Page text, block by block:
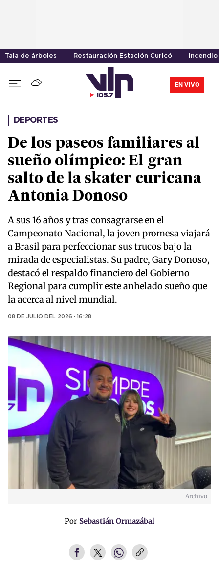
Tala de árboles Restauración Estación Curicó
EN VIVO
DEPORTES
De los paseos familiares al
sueño olímpico: El gran
salto de la skater curicana
Antonia Donoso
A sus 16 años y tras consagrarse en el
Campeonato Nacional, la joven promesa viajará
a Brasil para perfeccionar sus trucos bajo la
mirada de especialistas. Su padre, Gary Donoso,
destacó el respaldo financiero del Gobierno
Regional para cumplir este anhelado sueño que
la acerca al nivel mundial.
08 DE JULIO DEL 2026 · 16:28
Archivo
Por Sebastián Ormazábal